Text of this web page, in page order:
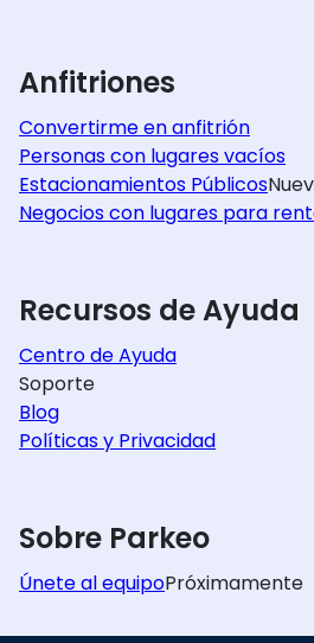
Anfitriones
Convertirme en anfitrión
Personas con lugares vacíos
Estacionamientos Públicos
Negocios con lugares para
Recursos de Ayuda
Centro de Ayuda
Soporte
Blog
Políticas y Privacidad
Sobre Parkeo
Únete al equipoPróximamente